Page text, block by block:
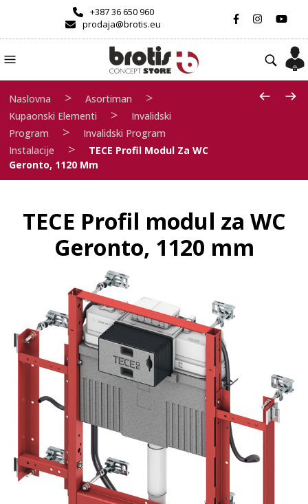
+387 36 650 960
prodaja@brotis.eu
Naslovna > Asortiman >
Kupaonski Elementi >
Invalidski
Program
>
Invalidski Program
Instalacije
>
TECE Profil Modul Za WC
Geronto, 1120 Mm
TECE Profil modul za WC
Geronto, 1120 mm